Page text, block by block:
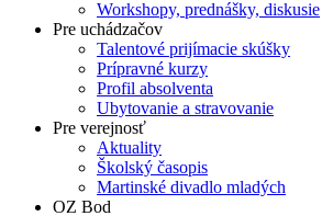
Workshopy, prednášky, diskusie
Pre uchádzačov
Talentové prijímacie skúšky
Prípravné kurzy
Profil absolventa
Ubytovanie a stravovanie
Pre verejnosť
Aktuality
Školský časopis
Martinské divadlo mladých
OZ Bod